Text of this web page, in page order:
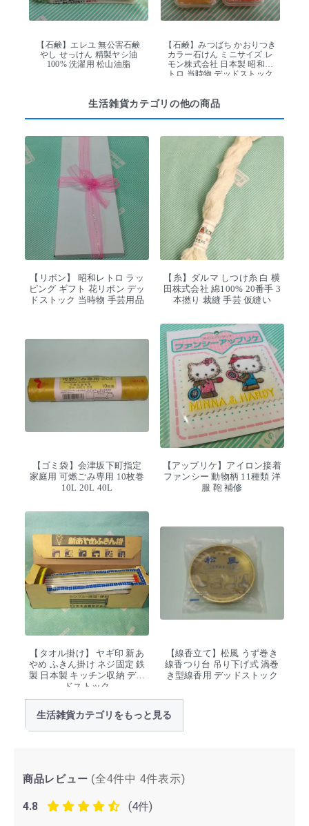
【石鹸】エレユ 無公害石鹸
やし せっけん 精製ヤシ油
100% 洗濯用 松山油脂
【石鹸】みつばち かおりつき
カラー石けん ミニサイズ レ
モン株式会社 日本製 昭和レ
トロ 当時物 デッドストック
生活雑貨カテゴリの他の商品
【リボン】 昭和レトロ ラッ
ピング ギフト 花リボン デッ
ドストック 当時物 手芸用品
【糸】ダルマ しつけ糸 白 横
田株式会社 綿100% 20番手 3
本撚り 裁縫 手芸 仮縫い
【ゴミ袋】会津坂下町指定
家庭用 可燃ごみ専用 10枚巻
10L 20L 40L
【アップリケ】アイロン接着
ファンシー 動物柄 11種類 洋
服 鞄 補修
【タオル掛け】 ヤギ印 新あ
やめ ふきん掛け ネジ固定 鉄
製 日本製 キッチン収納 デッ
ドストック
【線香立て】松風 うず巻き
線香つり台 吊り下げ式 渦巻
き型線香用 デッドストック
生活雑貨カテゴリをもっと見る
商品レビュー (全4件中 4件表示)
4.8 (4件)